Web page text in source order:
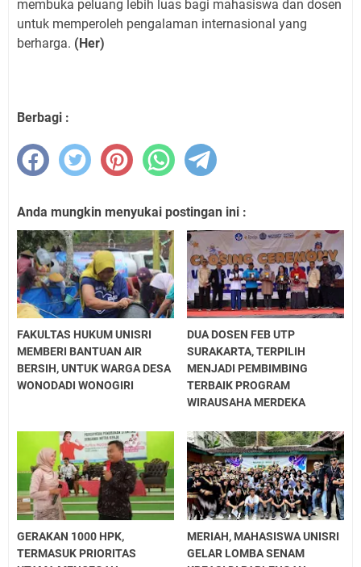
membuka peluang lebih luas bagi mahasiswa dan dosen
untuk memperoleh pengalaman internasional yang
berharga. (Her)
Berbagi :
Anda mungkin menyukai postingan ini :
FAKULTAS HUKUM UNISRI
MEMBERI BANTUAN AIR
BERSIH, UNTUK WARGA DESA
WONODADI WONOGIRI
DUA DOSEN FEB UTP
SURAKARTA, TERPILIH
MENJADI PEMBIMBING
TERBAIK PROGRAM
WIRAUSAHA MERDEKA
GERAKAN 1000 HPK,
TERMASUK PRIORITAS
MERIAH, MAHASISWA UNISRI
GELAR LOMBA SENAM